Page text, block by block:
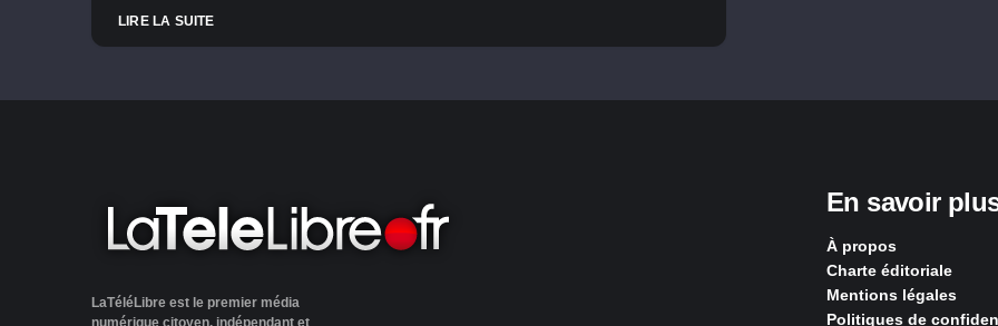
LIRE LA SUITE
LaTéléLibre est le premier média
En savoir
À propos
Charte éditoriale
Mentions légales
Politiques de